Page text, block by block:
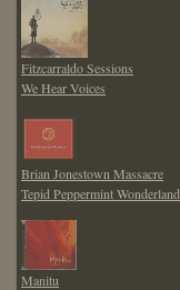
Fitzcarraldo Sessions
We Hear Voices
Brian Jonestown Massacre
Tepid Peppermint Wonderland
Manitu